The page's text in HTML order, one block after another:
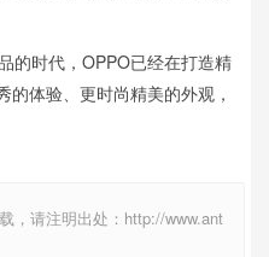
的时代，OPPO已经在打造精
体验、更时尚精美的外观，
，请注明出处：http://www.ant